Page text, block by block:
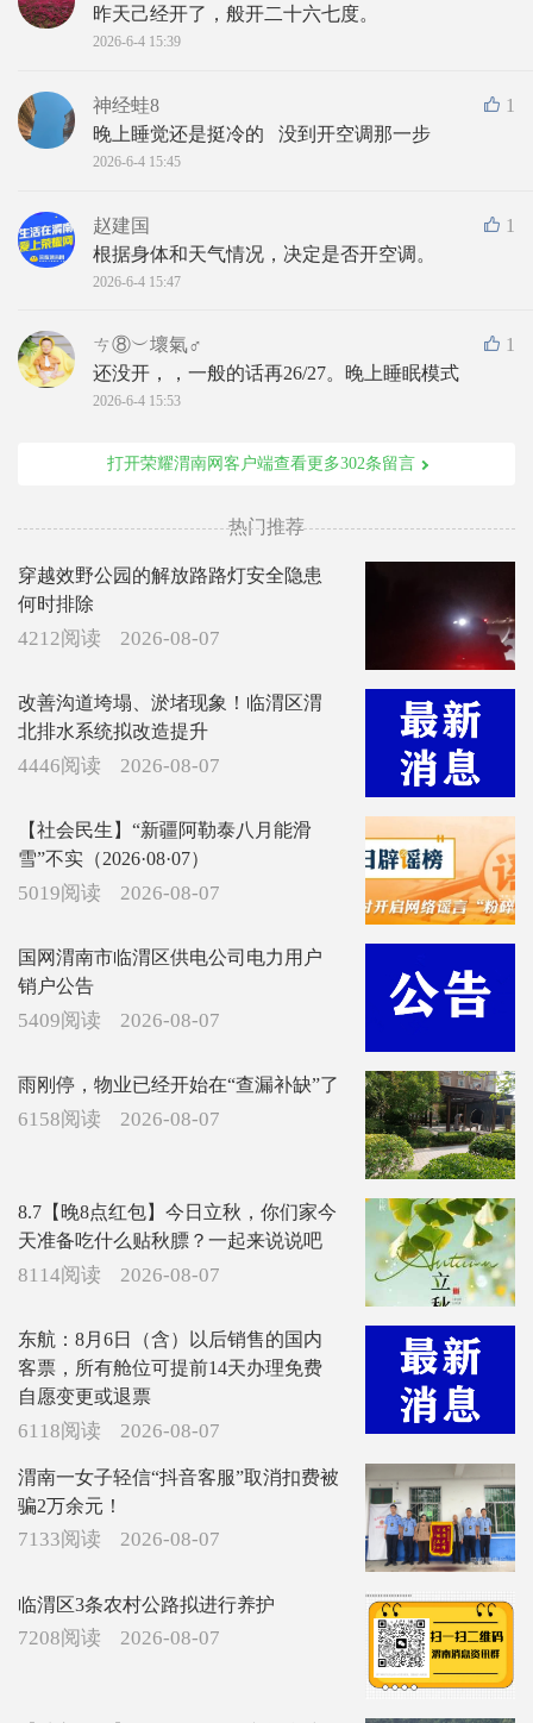
昨天己经开了，般开二十六七度。
2026-6-4 15:39
1
神经蛙8
晚上睡觉还是挺冷的   没到开空调那一步
2026-6-4 15:45
1
赵建国
根据身体和天气情况，决定是否开空调。
2026-6-4 15:47
1
ㄘ⑧︶壞氣♂
还没开，，一般的话再26/27。晚上睡眠模式
2026-6-4 15:53
打开荣耀渭南网客户端查看更多302条留言
热门推荐
穿越效野公园的解放路路灯安全隐患
何时排除
4212阅读 2026-08-07
改善沟道垮塌、淤堵现象！临渭区渭
北排水系统拟改造提升
4446阅读 2026-08-07
【社会民生】“新疆阿勒泰八月能滑
雪”不实（2026·08·07）
5019阅读 2026-08-07
国网渭南市临渭区供电公司电力用户
销户公告
5409阅读 2026-08-07
雨刚停，物业已经开始在“查漏补缺”了
6158阅读 2026-08-07
8.7【晚8点红包】今日立秋，你们家今
天准备吃什么贴秋膘？一起来说说吧
8114阅读 2026-08-07
东航：8月6日（含）以后销售的国内
客票，所有舱位可提前14天办理免费
自愿变更或退票
6118阅读 2026-08-07
渭南一女子轻信“抖音客服”取消扣费被
骗2万余元！
7133阅读 2026-08-07
临渭区3条农村公路拟进行养护
7208阅读 2026-08-07